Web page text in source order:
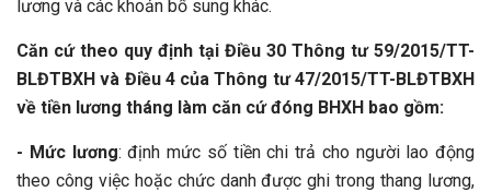
lương và các khoản bổ sung khác.
Căn cứ theo quy định tại Điều 30 Thông tư 59/2015/TT-
BLĐTBXH và Điều 4 của Thông tư 47/2015/TT-BLĐTBXH
về tiền lương tháng làm căn cứ đóng BHXH bao gồm:
- Mức lương: định mức số tiền chi trả cho người lao động
theo công việc hoặc chức danh được ghi trong thang lương,